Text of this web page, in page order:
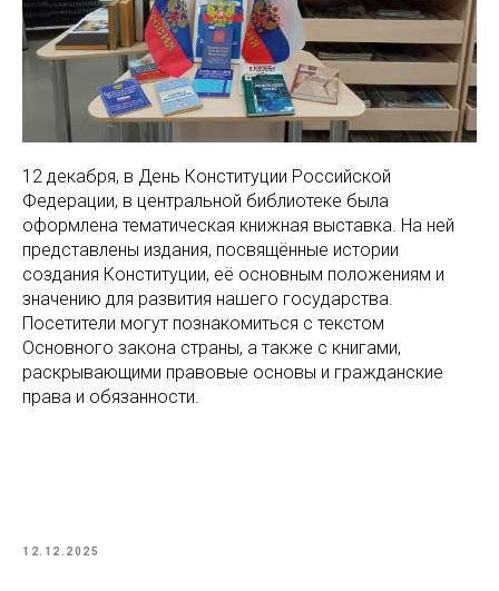
12 декабря, в День Конституции Российской
Федерации, в центральной библиотеке была
оформлена тематическая книжная выставка. На ней
представлены издания, посвящённые истории
создания Конституции, её основным положениям и
значению для развития нашего государства.
Посетители могут познакомиться с текстом
Основного закона страны, а также с книгами,
раскрывающими правовые основы и гражданские
права и обязанности.
12.12.2025